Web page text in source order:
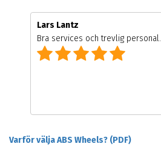
Lars Lantz
Bra services och trevlig personal.
Varför välja ABS Wheels? (PDF)